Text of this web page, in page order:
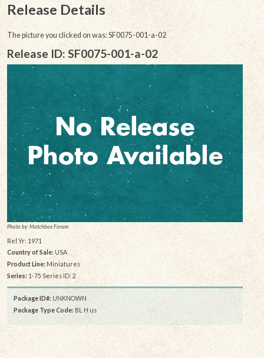
Release Details
The picture you clicked on was: SF0075-001-a-02
Release ID: SF0075-001-a-02
Photo by: Matchbox Forum
Rel Yr: 1971
Country of Sale: USA
Product Line:Miniatures
Series:1-75 Series ID: 2
Package ID#: UNKNOWN
Package Type Code: BL H us